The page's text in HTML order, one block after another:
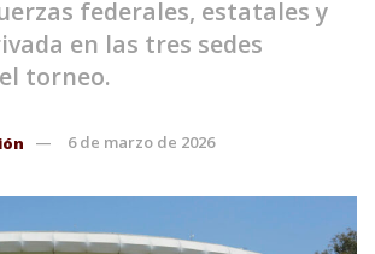
federales, estatales y
en las tres sedes
torneo.
6 de marzo de 2026